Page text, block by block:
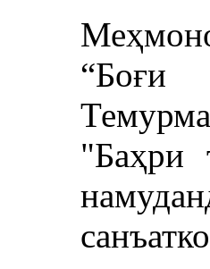
“Боғи
"Баҳри